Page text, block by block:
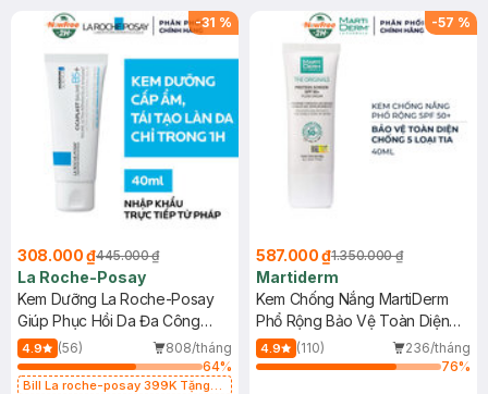
-31 %
308.000 ₫445.000 ₫
La Roche-Posay
Kem Dưỡng La Roche-Posay
Giúp Phục Hồi Da Đa Công
Dụng 40ml
4.9 (56)
808/tháng
64%
Bill La roche-posay 399K Tặng
-57 %
587.000 ₫1.350.000 ₫
Martiderm
Kem Chống Nắng MartiDerm
Phổ Rộng Bảo Vệ Toàn Diện
40ml
4.9 (110)
236/tháng
76%